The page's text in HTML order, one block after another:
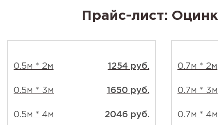
Прайс-лист:
0.5м * 2м 1254 руб.
0.5м * 3м 1650 руб.
0.5м * 4м 2046 руб.
0.7м * 2м
0.7м * 3м
0.7м * 4м